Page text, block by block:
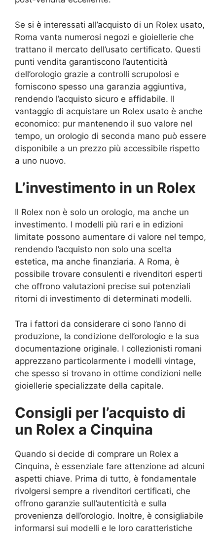
Se si è interessati all’acquisto di un Rolex usato,
Roma vanta numerosi negozi e gioiellerie che
trattano il mercato dell’usato certificato. Questi
punti vendita garantiscono l’autenticità
dell’orologio grazie a controlli scrupolosi e
forniscono spesso una garanzia aggiuntiva,
rendendo l’acquisto sicuro e affidabile. Il
vantaggio di acquistare un Rolex usato è anche
economico: pur mantenendo il suo valore nel
tempo, un orologio di seconda mano può essere
disponibile a un prezzo più accessibile rispetto
a uno nuovo.
L’investimento in un Rolex
Il Rolex non è solo un orologio, ma anche un
investimento. I modelli più rari e in edizioni
limitate possono aumentare di valore nel tempo,
rendendo l’acquisto non solo una scelta
estetica, ma anche finanziaria. A Roma, è
possibile trovare consulenti e rivenditori esperti
che offrono valutazioni precise sui potenziali
ritorni di investimento di determinati modelli.
Tra i fattori da considerare ci sono l’anno di
produzione, la condizione dell’orologio e la sua
documentazione originale. I collezionisti romani
apprezzano particolarmente i modelli vintage,
che spesso si trovano in ottime condizioni nelle
gioiellerie specializzate della capitale.
Consigli per l’acquisto di
un Rolex a Cinquina
Quando si decide di comprare un Rolex a
Cinquina, è essenziale fare attenzione ad alcuni
aspetti chiave. Prima di tutto, è fondamentale
rivolgersi sempre a rivenditori certificati, che
offrono garanzie sull’autenticità e sulla
provenienza dell’orologio. Inoltre, è consigliabile
informarsi sui modelli e le loro caratteristiche